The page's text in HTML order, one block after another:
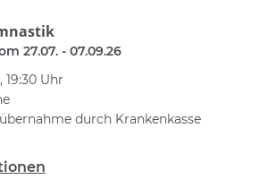
27.07. - 07.09.26
19:30 Uhr
durch Krankenkasse